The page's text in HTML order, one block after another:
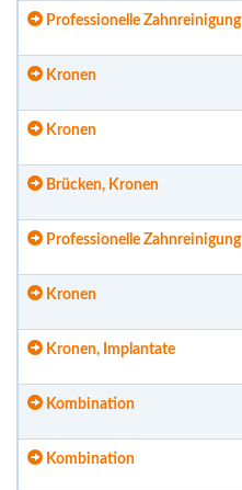
Professionelle Zahnreinigung
Kronen
Kronen
Brücken, Kronen
Professionelle Zahnreinigung
Kronen
Kronen, Implantate
Kombination
Kombination